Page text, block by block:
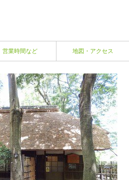
営業時間など 地図・アクセス